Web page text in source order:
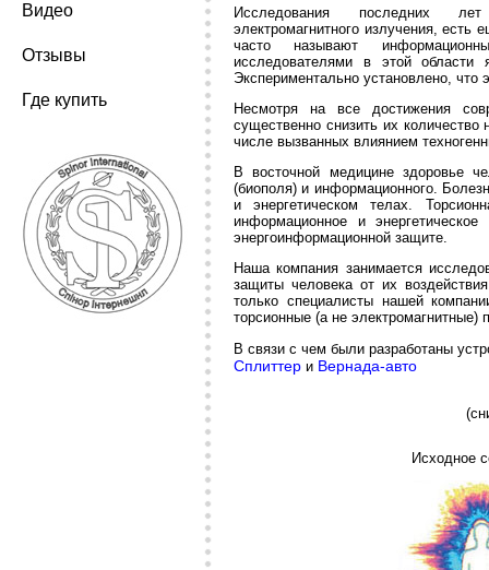
Видео
Отзывы
Где купить
Исследования последних
электромагнитного излучения, есть
часто называют
исследователями в этой
Экспериментально установлено,
Несмотря на все достижения
существенно снизить их
числе вызванных влиянием
В восточной медицине здоровье
(биополя) и информационного.
и энергетическом телах.
информационное и
энергоинформационной защите.
Наша компания занимается
защиты человека от их
только специалисты нашей
торсионные (а не
В связи с чем были разработаны
Сплиттер и Вернада-авто
Исходное